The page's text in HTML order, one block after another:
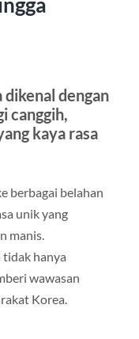
dikenal dengan
canggih,
kaya rasa
berbagai belahan
unik yang
manis.
hanya
wawasan
Korea.